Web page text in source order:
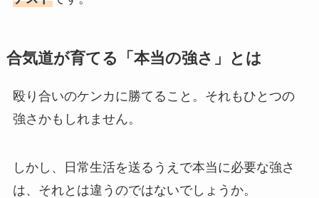
合気道が育てる「本当の強さ」とは
殴り合いのケンカに勝てること。それもひとつの
強さかもしれません。
しかし、日常生活を送るうえで本当に必要な強さ
は、それとは違うのではないでしょうか。